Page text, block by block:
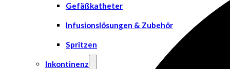
Gefäßkatheter
Infusionslösungen & Zubehör
Spritzen
Inkontinenz